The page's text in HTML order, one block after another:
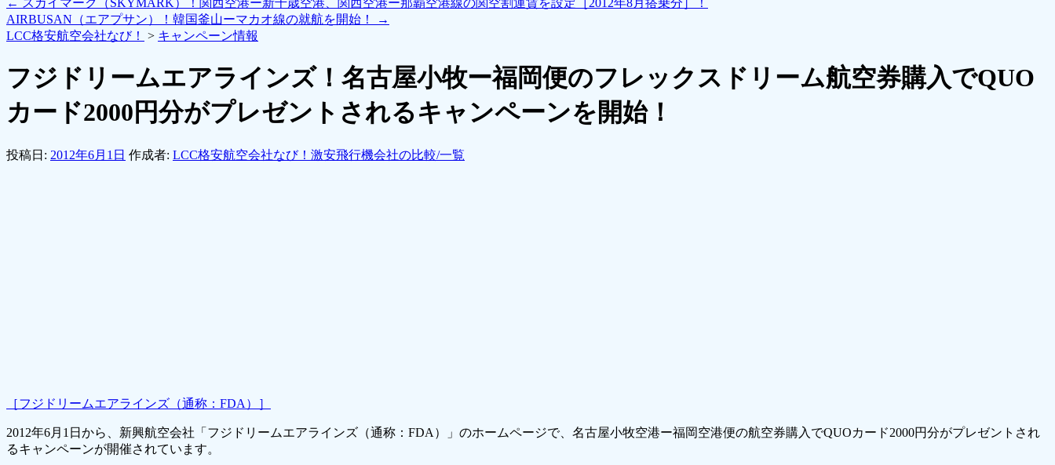
← スカイマーク（SKYMARK）！関西空港ー新千歳空港、関西空港ー那覇空港線の関空割運賃を設定［2012年8月搭乗分］！
AIRBUSAN（エアプサン）！韓国釜山ーマカオ線の就航を開始！
→
LCC格安航空会社なび！
> キャンペーン情報
フジドリームエアラインズ！名古屋小牧ー福岡便のフレックスドリーム航空券購入でQUO
カード2000円分がプレゼントされるキャンペーンを開始！
投稿日: 2012年6月1日 作成者: LCC格安航空会社なび！激安飛行機会社の比較/一覧
［フジドリームエアラインズ（通称：FDA）］
2012年6月1日から、新興航空会社「フジドリームエアラインズ（通称：FDA）」のホームページで、名古屋小牧空港ー福岡空港便の航空券購入でQUOカード2000円分がプレゼントされ
るキャンペーンが開催されています。